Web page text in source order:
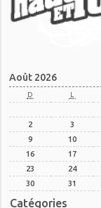
Août 2026
D L
2
3
9
10
16
17
23
24
30
31
Catégories